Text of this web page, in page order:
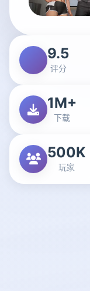
9.5
评分
1M+
下载
500K
玩家